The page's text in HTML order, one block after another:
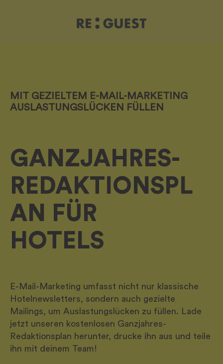
MIT GEZIELTEM E-MAIL-MARKETING
AUSLASTUNGSLÜCKEN FÜLLEN
GANZJAHRES-
REDAKTIONSPL
AN FÜR
HOTELS
E-Mail-Marketing umfasst nicht nur klassische
Hotelnewsletters, sondern auch gezielte
Mailings, um Auslastungslücken zu füllen. Lade
jetzt unseren kostenlosen Ganzjahres-
Redaktionsplan herunter, drucke ihn aus und teile
ihn mit deinem Team!